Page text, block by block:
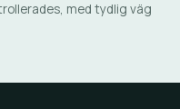
med tydlig väg